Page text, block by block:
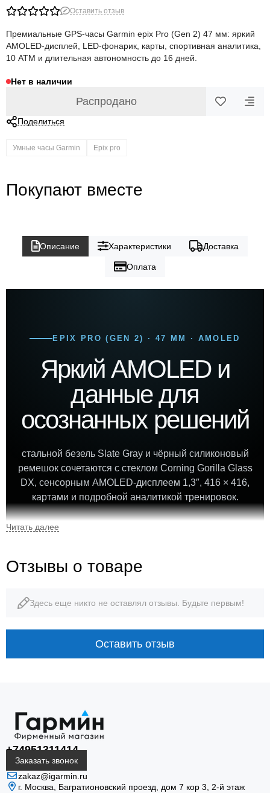
Оставить отзыв
Премиальные GPS-часы Garmin epix Pro (Gen 2) 47 мм: яркий
AMOLED-дисплей, LED-фонарик, карты, спортивная аналитика,
10 ATM и длительная автономность до 16 дней.
Нет в наличии
Распродано
Поделиться
Умные часы Garmin Epix pro
Покупают вместе
Описание Характеристики Доставка
Оплата
EPIX PRO (GEN 2) · 47 ММ · AMOLED
Яркий AMOLED и
данные для
осознанных решений
стальной безель Slate Gray и чёрный силиконовый
ремешок сочетаются с стеклом Corning Gorilla Glass
DX, сенсорным AMOLED-дисплеем 1,3″, 416 × 416,
картами и подробной аналитикой тренировок.
диаметр корпуса
10 ATM
водозащита
16 дней
режим смарт-часов
AMOLED · ТРЕНИРОВКИ · НАВИГАЦИЯ
epix Pro (Gen 2): карта,
форма и восстановление на
Отзывы о товаре
Здесь еще никто не оставлял отзывы. Будьте первым!
Оставить отзыв
+74951311414
Заказать звонок
zakaz@igarmin.ru
г. Москва, Багратионовский проезд, дом 7 кор 3, 2-й этаж